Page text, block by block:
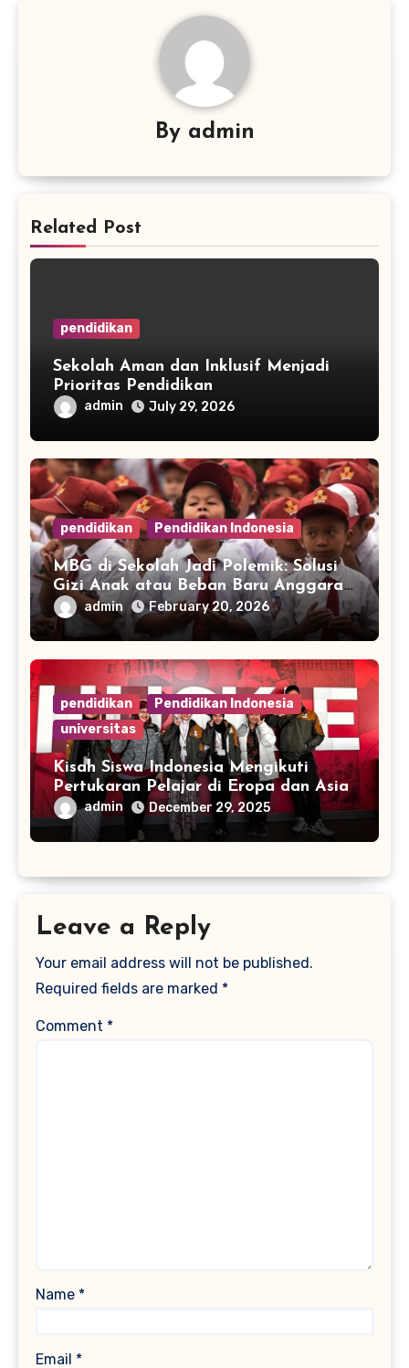
By admin
Related Post
pendidikan
Sekolah Aman dan Inklusif Menjadi
Prioritas Pendidikan
admin July 29, 2026
pendidikan Pendidikan Indonesia
MBG di Sekolah Jadi Polemik: Solusi
Gizi Anak atau Beban Baru Anggaran
Pendidikan?
admin February 20, 2026
pendidikan
Pendidikan Indonesia
universitas
Kisah Siswa Indonesia Mengikuti
Pertukaran Pelajar di Eropa dan Asia
admin December 29, 2025
Leave a Reply
Your email address will not be published.
Required fields are marked *
Comment *
Name *
Email *